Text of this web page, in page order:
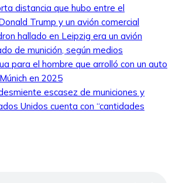
distancia que hubo entre el
Trump y un avión comercial
hallado en Leipzig era un avión
de munición, según medios
para el hombre que arrolló con un auto
en 2025
escasez de municiones y
Unidos cuenta con “cantidades